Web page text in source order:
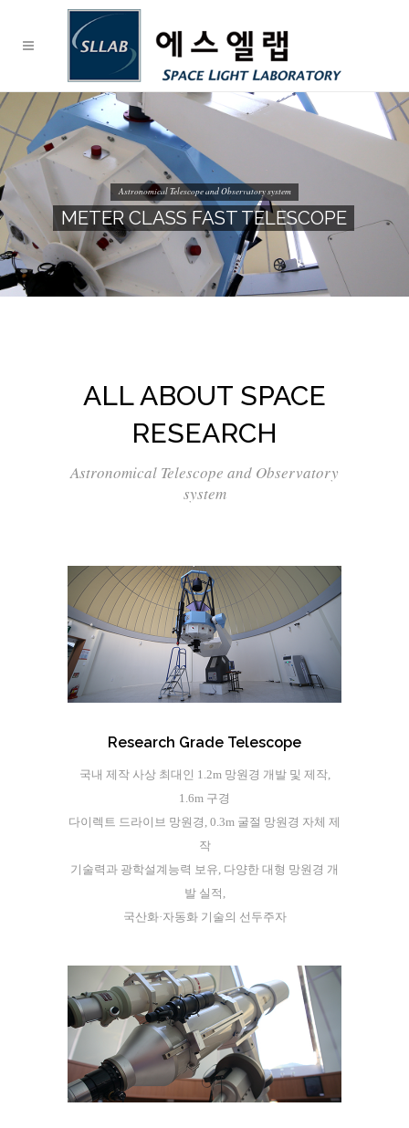
Astronomical Telescope and Observatory system
METER CLASS FAST TELESCOPE
ALL ABOUT SPACE
RESEARCH
Astronomical Telescope and Observatory
system
Research Grade Telescope
국내 제작 사상 최대인 1.2m 망원경 개발 및 제작,
1.6m 구경
다이렉트 드라이브 망원경, 0.3m 굴절 망원경 자체 제
작
기술력과 광학설계능력 보유, 다양한 대형 망원경 개
발 실적,
국산화·자동화 기술의 선두주자